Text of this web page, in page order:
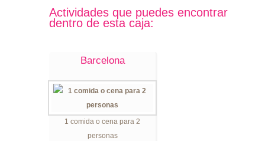
Actividades que puedes encontrar
dentro de esta caja:
Barcelona
1 comida o cena para 2
personas